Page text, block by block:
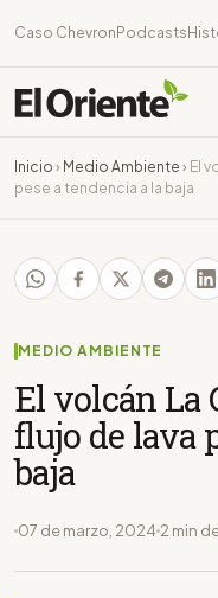
Caso Chevron Podcasts
Inicio › Medio Ambiente › El
pese a tendencia a la baja
MEDIO AMBIENTE
El volcán La
flujo de lava
baja
07 de marzo, 2024 2 min